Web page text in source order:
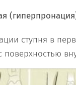
ступня в
поверхностью